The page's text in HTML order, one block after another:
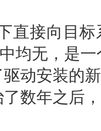
接向目标
均无，是
安装的新
数年之后